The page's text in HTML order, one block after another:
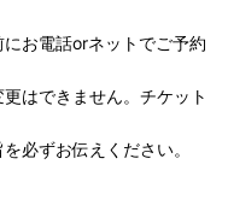
お電話orネットでご予約
はできません。チケット
必ずお伝えください。